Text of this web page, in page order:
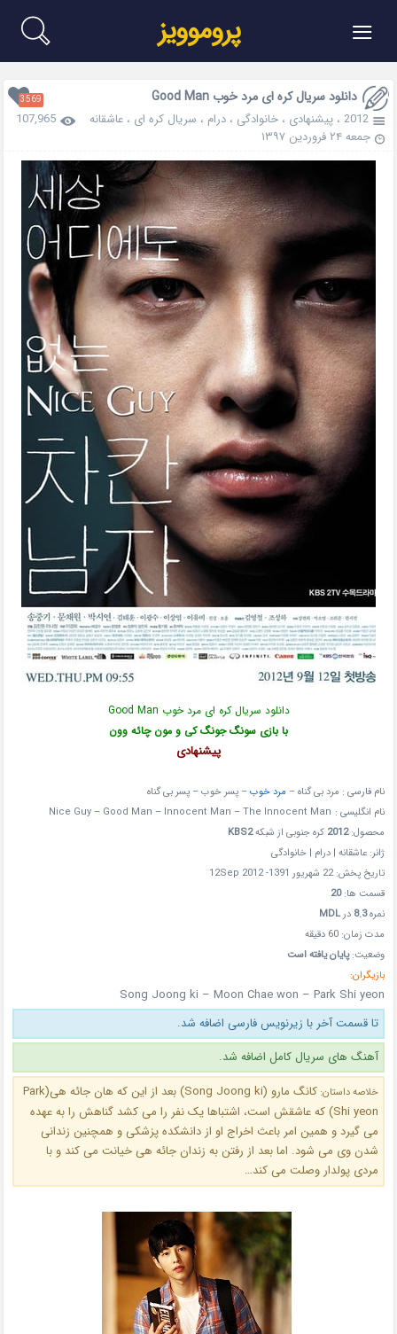
≡ پروموویز
دانلود سریال کره ای مرد خوب Good Man 3569
2012 ،پیشنهادی ،خانوادگی ،درام ، سریال کره ای ،عاشقانه
107,965
جمعه ۲۴ فروردین ۱۳۹۷
دانلود سریال کره ای مرد خوب Good Man
با بازی سونگ جونگ کی و مون چائه وون
پیشنهادی
نام فارسی : مرد بی گناه – مرد خوب– پسر خوب – پسر بی گناه
نام انگلیسی : Nice Guy – Good Man – Innocent Man – The Innocent Man
محصول:2012 کره جنوبی از شبکهKBS2
ژانر: عاشقانه | درام | خانوادگی
تاریخ پخش: 22 شهریور 1391- 12Sep 2012
قسمت ها:20
نمره8.3 درMDL
مدت زمان: 60 دقیقه
وضعیت:پایان یافته است
بازیگران:
Song Joong ki – Moon Chae won – Park Shi yeon
تا قسمت آخر با زیرنویس فارسی اضافه شد.
آهنگ های سریال کامل اضافه شد.
خلاصه داستان:
کانگ مارو (Song Joong ki) بعد از این که هان جائه هی(Park
Shi yeon) که عاشقش است، اشتباها یک نفر را می کشد گناهش را به عهده
می گیرد و همین امر باعث اخراج او از دانشکده پزشکی و همچنین زندانی
شدن وی می شود. اما بعد از رفتن به زندان جائه هی خیانت می کند و با
مردی پولدار وصلت می کند…